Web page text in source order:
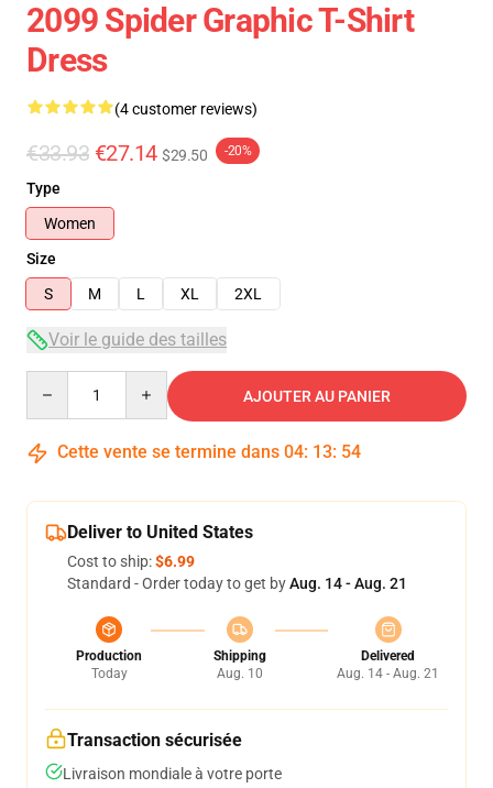
2099 Spider Graphic T-Shirt
Dress
(4 customer reviews)
€33.93 €27.14 $29.50 -20%
Type
Women
Size
S
M L XL 2XL
Voir le guide des tailles
AJOUTER AU PANIER
Cette vente se termine dans 04: 13: 54
Deliver to United States
Cost to ship:$6.99
Standard - Order today to get byAug. 14 - Aug. 21
Production
Today
Shipping
Aug. 10
Delivered
Aug. 14 - Aug. 21
Transaction sécurisée
Livraison mondiale à votre porte